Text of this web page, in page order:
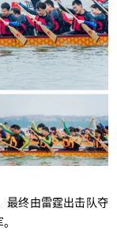
终由雷霆出击队夺